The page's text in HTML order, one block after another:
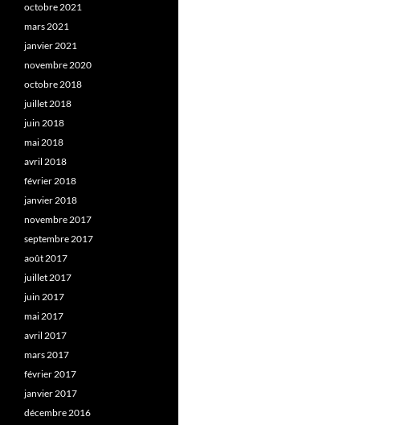
octobre 2021
mars 2021
janvier 2021
novembre 2020
octobre 2018
juillet 2018
juin 2018
mai 2018
avril 2018
février 2018
janvier 2018
novembre 2017
septembre 2017
août 2017
juillet 2017
juin 2017
mai 2017
avril 2017
mars 2017
février 2017
janvier 2017
décembre 2016